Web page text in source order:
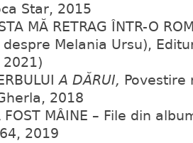
Star, 2015
MĂ RETRAG ÎNTR-O
Melania Ursu),
A DĂRUI,
2018
FOST MÂINE – File din
2019